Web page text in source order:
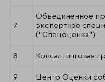
7
Объединенное
экспертизе
("Спецоценка")
8 Консалтинговая
9 Центр Оценки